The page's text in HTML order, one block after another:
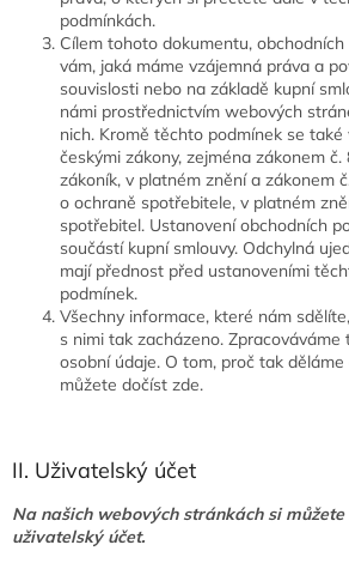
podmínkách.
Cílem tohoto dokumentu,
vám, jaká máme vzájemná práva a
souvislosti nebo na základě kupní
námi prostřednictvím webových
nich. Kromě těchto podmínek se
českými zákony, zejména zákonem
zákoník, v platném znění a zákonem
o ochraně spotřebitele, v platném
spotřebitel. Ustanovení obchodních
součástí kupní smlouvy. Odchylná
mají přednost před ustanoveními
podmínek.
Všechny informace, které nám
s nimi tak zacházeno. Zpracováváme
osobní údaje. O tom, proč tak
můžete dočíst zde.
II. Uživatelský účet
Na našich webových stránkách si
uživatelský účet.